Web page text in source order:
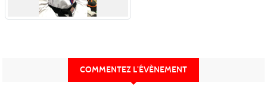
COMMENTEZ L’ÉVÈNEMENT